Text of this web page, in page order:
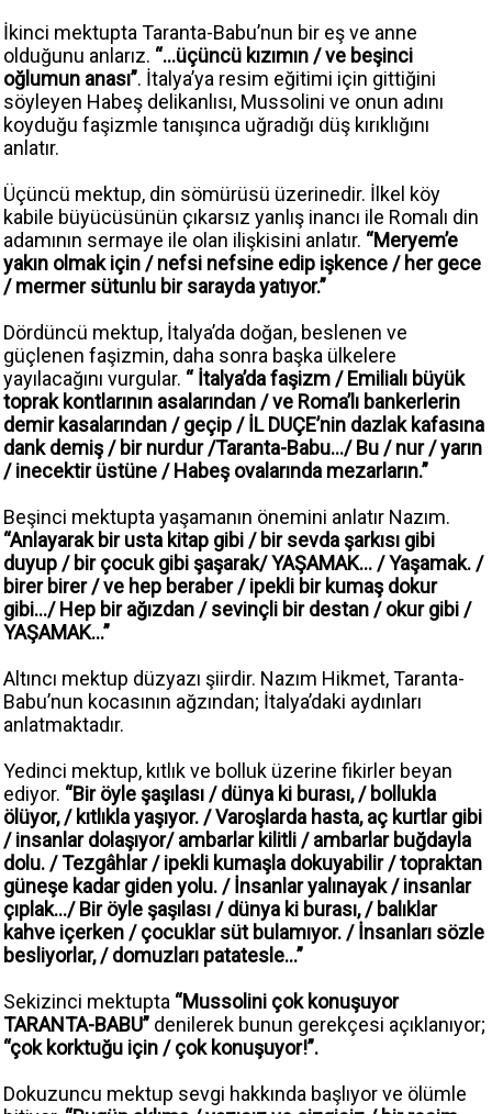
İkinci mektupta Taranta-Babu’nun bir eş ve anne
olduğunu anlarız. “…üçüncü kızımın / ve beşinci
oğlumun anası”. İtalya’ya resim eğitimi için gittiğini
söyleyen Habeş delikanlısı, Mussolini ve onun adını
koyduğu faşizmle tanışınca uğradığı düş kırıklığını
anlatır.
Üçüncü mektup, din sömürüsü üzerinedir. İlkel köy
kabile büyücüsünün çıkarsız yanlış inancı ile Romalı din
adamının sermaye ile olan ilişkisini anlatır. “Meryem’e
yakın olmak için / nefsi nefsine edip işkence / her gece
/ mermer sütunlu bir sarayda yatıyor.”
Dördüncü mektup, İtalya’da doğan, beslenen ve
güçlenen faşizmin, daha sonra başka ülkelere
yayılacağını vurgular. “ İtalya’da faşizm / Emilialı büyük
toprak kontlarının asalarından / ve Roma’lı bankerlerin
demir kasalarından / geçip / İL DUÇE’nin dazlak kafasına
dank demiş / bir nurdur /Taranta-Babu.../ Bu / nur / yarın
/ inecektir üstüne / Habeş ovalarında mezarların.”
Beşinci mektupta yaşamanın önemini anlatır Nazım.
“Anlayarak bir usta kitap gibi / bir sevda şarkısı gibi
duyup / bir çocuk gibi şaşarak/ YAŞAMAK… / Yaşamak. /
birer birer / ve hep beraber / ipekli bir kumaş dokur
gibi…/ Hep bir ağızdan / sevinçli bir destan / okur gibi /
YAŞAMAK…”
Altıncı mektup düzyazı şiirdir. Nazım Hikmet, Taranta-
Babu’nun kocasının ağzından; İtalya’daki aydınları
anlatmaktadır.
Yedinci mektup, kıtlık ve bolluk üzerine fikirler beyan
ediyor. “Bir öyle şaşılası / dünya ki burası, / bollukla
ölüyor, / kıtlıkla yaşıyor. / Varoşlarda hasta, aç kurtlar gibi
/ insanlar dolaşıyor/ ambarlar kilitli / ambarlar buğdayla
dolu. / Tezgâhlar / ipekli kumaşla dokuyabilir / topraktan
güneşe kadar giden yolu. / İnsanlar yalınayak / insanlar
çıplak…/ Bir öyle şaşılası / dünya ki burası, / balıklar
kahve içerken / çocuklar süt bulamıyor. / İnsanları sözle
besliyorlar, / domuzları patatesle…”
Sekizinci mektupta “Mussolini çok konuşuyor
TARANTA-BABU” denilerek bunun gerekçesi açıklanıyor;
“çok korktuğu için / çok konuşuyor!”.
Dokuzuncu mektup sevgi hakkında başlıyor ve ölümle